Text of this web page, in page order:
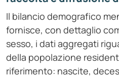
Il bilancio demografico
fornisce, con dettaglio
sesso, i dati aggregati
della popolazione
riferimento: nascite,